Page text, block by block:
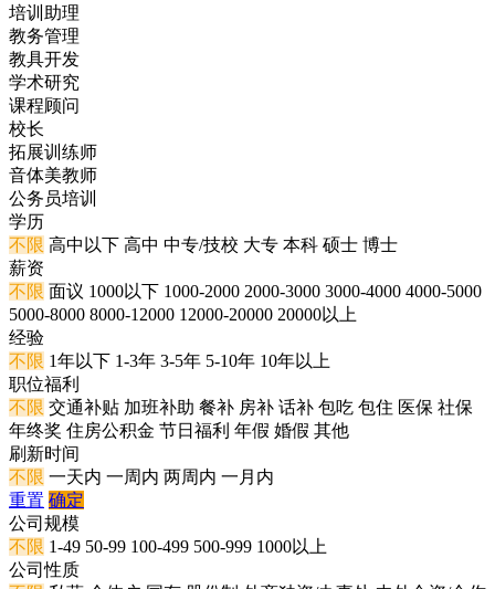
培训助理
教务管理
教具开发
学术研究
课程顾问
校长
拓展训练师
音体美教师
公务员培训
学历
不限 高中以下 高中 中专/技校 大专 本科 硕士 博士
薪资
不限 面议 1000以下 1000-2000 2000-3000 3000-4000 4000-5000
5000-8000 8000-12000 12000-20000 20000以上
经验
不限 1年以下 1-3年 3-5年 5-10年 10年以上
职位福利
不限 交通补贴 加班补助 餐补 房补 话补 包吃 包住 医保 社保
年终奖 住房公积金 节日福利 年假 婚假 其他
刷新时间
不限 一天内 一周内 两周内 一月内
重置 确定
公司规模
不限 1-49 50-99 100-499 500-999 1000以上
公司性质